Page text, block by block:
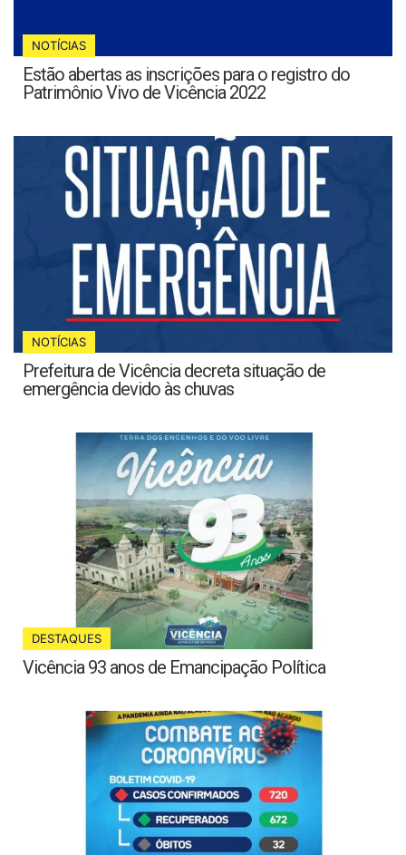
NOTÍCIAS
Estão abertas as inscrições para o registro do
Patrimônio Vivo de Vicência 2022
NOTÍCIAS
Prefeitura de Vicência decreta situação de
emergência devido às chuvas
DESTAQUES
Vicência 93 anos de Emancipação Política